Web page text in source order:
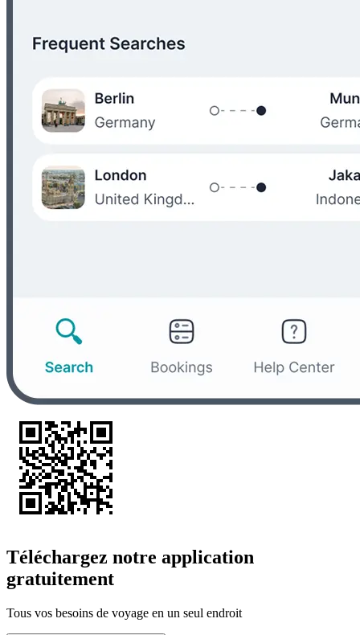
Téléchargez notre application
gratuitement
Tous vos besoins de voyage en un seul endroit